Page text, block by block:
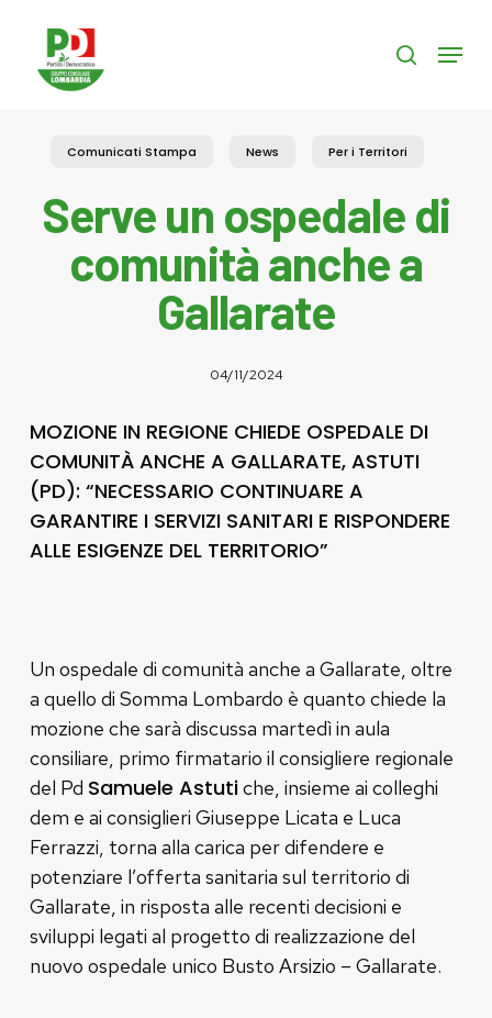
content
search
Menu
Comunicati Stampa News Per i Territori
Serve un ospedale di
comunità anche a
Gallarate
04/11/2024
MOZIONE IN REGIONE CHIEDE OSPEDALE DI
COMUNITÀ ANCHE A GALLARATE, ASTUTI
(PD): “NECESSARIO CONTINUARE A
GARANTIRE I SERVIZI SANITARI E RISPONDERE
ALLE ESIGENZE DEL TERRITORIO”
Un ospedale di comunità anche a Gallarate, oltre
a quello di Somma Lombardo è quanto chiede la
mozione che sarà discussa martedì in aula
consiliare, primo firmatario il consigliere regionale
del Pd Samuele Astutiche, insieme ai colleghi
dem e ai consiglieri Giuseppe Licata e Luca
Ferrazzi, torna alla carica per difendere e
potenziare l’offerta sanitaria sul territorio di
Gallarate, in risposta alle recenti decisioni e
sviluppi legati al progetto di realizzazione del
nuovo ospedale unico Busto Arsizio – Gallarate.